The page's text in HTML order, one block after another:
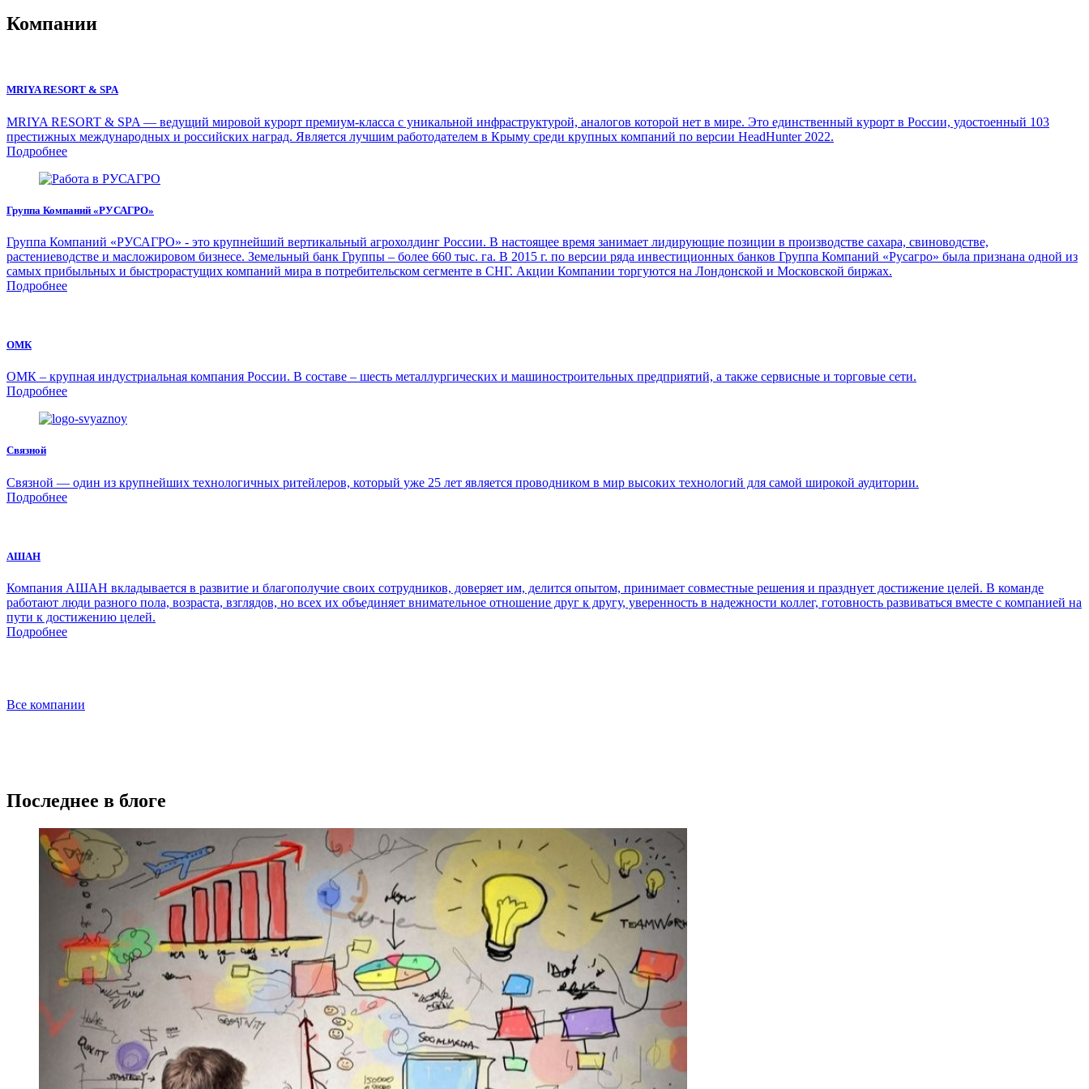
Компании
MRIYA RESORT & SPA
MRIYA RESORT & SPA — ведущий мировой курорт премиум-класса с уникальной инфраструктурой, аналогов которой нет в мире. Это единственный курорт в России, удостоенный 103
престижных международных и российских наград. Является лучшим работодателем в Крыму среди крупных компаний по версии HeadHunter 2022.
Подробнее
Группа Компаний «РУСАГРО»
Группа Компаний «РУСАГРО» - это крупнейший вертикальный агрохолдинг России. В настоящее время занимает лидирующие позиции в производстве сахара, свиноводстве,
растениеводстве и масложировом бизнесе. Земельный банк Группы – более 660 тыс. га. В 2015 г. по версии ряда инвестиционных банков Группа Компаний «Русагро» была признана одной из
самых прибыльных и быстрорастущих компаний мира в потребительском сегменте в СНГ. Акции Компании торгуются на Лондонской и Московской биржах.
Подробнее
ОМК
ОМК – крупная индустриальная компания России. В составе – шесть металлургических и машиностроительных предприятий, а также сервисные и торговые сети.
Подробнее
Связной
Связной — один из крупнейших технологичных ритейлеров, который уже 25 лет является проводником в мир высоких технологий для самой широкой аудитории.
Подробнее
АШАН
Компания АШАН вкладывается в развитие и благополучие своих сотрудников, доверяет им, делится опытом, принимает совместные решения и празднует достижение целей. В команде
работают люди разного пола, возраста, взглядов, но всех их объединяет внимательное отношение друг к другу, уверенность в надежности коллег, готовность развиваться вместе с компанией на
пути к достижению целей.
Подробнее
Все компании
Последнее в блоге